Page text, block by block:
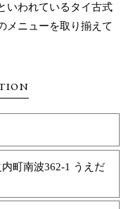
いわれているタイ古式
メニューを取り揃えて
町南波362-1 うえだ